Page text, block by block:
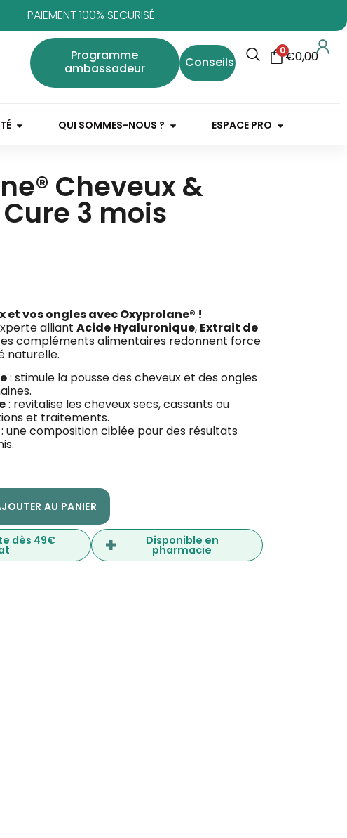
PAIEMENT 100% SECURISÉ
Programme
ambassadeur
Conseils
0€0,00
QUI SOMMES-NOUS ? ESPACE PRO
Cheveux &
3 mois
et vos ongles avec Oxyprolane® !
alliant Acide Hyaluronique, Extrait de
compléments alimentaires redonnent force
naturelle.
: stimule la pousse des cheveux et des ongles
: revitalise les cheveux secs, cassants ou
et traitements.
: une composition ciblée pour des résultats
AU PANIER
dès 49€ Disponible en
pharmacie